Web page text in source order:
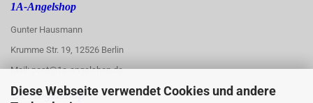
Diese Webseite verwendet Cookies und andere
1A-Angelshop
Gunter Hausmann
Krumme Str. 19, 12526 Berlin
Mail: post@1a-angelshop.de
1A-Angelshop-